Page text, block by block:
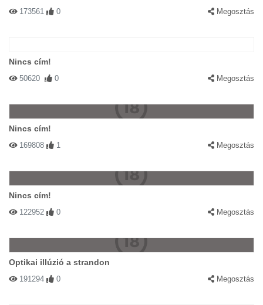
173561 0 Megosztás
Nincs cím!
50620 0 Megosztás
Nincs cím!
169808 1 Megosztás
Nincs cím!
122952 0 Megosztás
Optikai illúzió a strandon
191294 0 Megosztás